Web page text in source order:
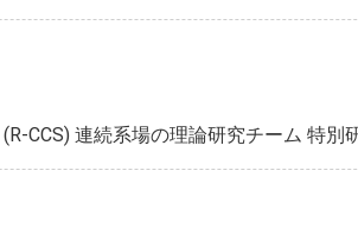
CCS) 連続系場の理論研究チーム 特別